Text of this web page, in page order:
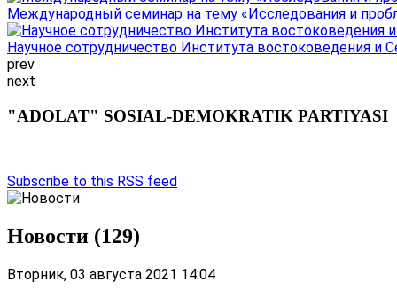
Международный семинар на тему «Исследования и
Научное сотрудничество Института востоковедения и
prev
next
"ADOLAT" SOSIAL-DEMOKRATIK PARTIYASI
Subscribe to this RSS feed
Новости (129)
Вторник, 03 августа 2021 14:04